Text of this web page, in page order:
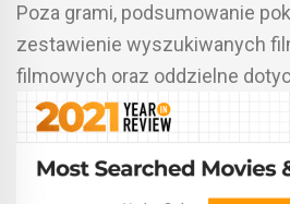
Poza grami, podsumowanie
zestawienie wyszukiwanych
filmowych oraz oddzielne